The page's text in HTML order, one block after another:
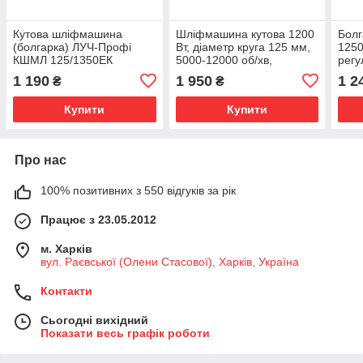
Кутова шліфмашина
(болгарка) ЛУЧ-Профі
КШМЛ 125/1350ЕК
1 190 ₴
Купити
Шліфмашина кутова 1200
Вт, діаметр круга 125 мм,
5000-12000 об/хв,
INTERTOOL WT-0225
1 950₴
Купити
1
Про нас
100% позитивних з 550 відгуків за рік
Працює з 23.05.2012
м. Харків
вул. Раєвської (Олени Стасової), Харків, Україна
Контакти
Сьогодні вихідний
Показати весь графік роботи